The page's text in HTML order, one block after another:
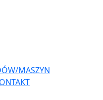
MASZYN